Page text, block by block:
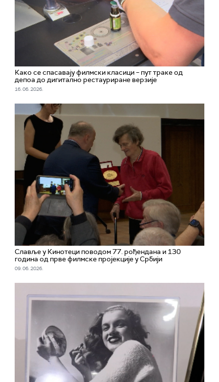
Како се спасавају филмски класици – пут траке од
депоа до дигитално рестауриране верзије
16. 06. 2026.
Славље у Кинотеци поводом 77. рођендана и 130
година од прве филмске пројекције у Србији
09. 06. 2026.